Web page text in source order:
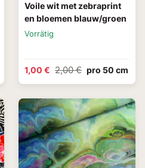
Voile wit met zebraprint
en bloemen blauw/groen
Vorrätig
1,00 € 2,00 € pro 50 cm